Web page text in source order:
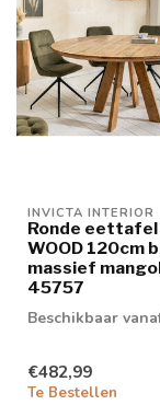
INVICTA INTERIOR
Ronde eettafel
WOOD 120cm
massief
45757
Beschikbaar
€482,99
Te Bestellen